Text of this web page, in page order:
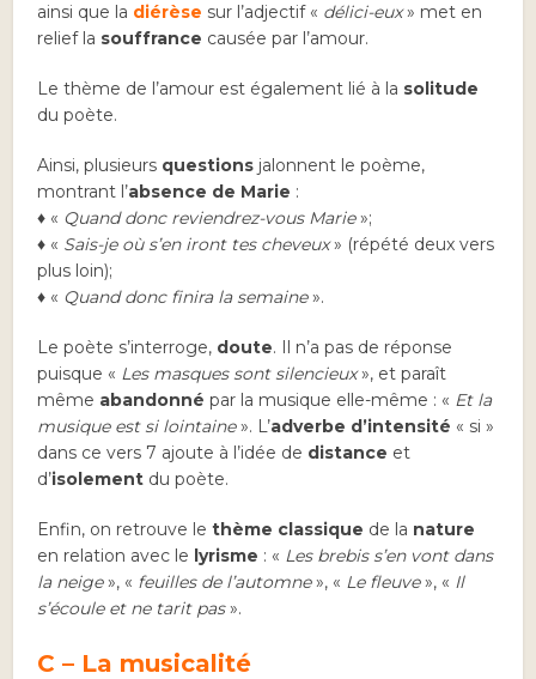
ainsi que la diérèse sur l’adjectif « délici-eux» met en
relief la souffrance causée par l’amour.
Le thème de l’amour est également lié à la solitude
du poète.
Ainsi, plusieurs questions jalonnent le poème,
montrant l’absence de Marie :
♦ « Quand donc reviendrez-vous Marie»;
♦ « Sais-je où s’en iront tes cheveux» (répété deux vers
plus loin);
♦ « Quand donc finira la semaine».
Le poète s’interroge, doute. Il n’a pas de réponse
puisque « Les masques sont silencieux», et paraît
même abandonné par la musique elle-même : « Et la
musique est si lointaine». L’adverbe d’intensité « si »
dans ce vers 7 ajoute à l’idée de distance et
d’isolement du poète.
Enfin, on retrouve lethème classique de la nature
en relation avec le lyrisme : « Les brebis s’en vont dans
la neige», « feuilles de l’automne», « Le fleuve», « Il
s’écoule et ne tarit pas».
C – La musicalité